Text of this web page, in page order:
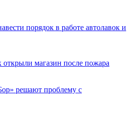
порядок в работе автолавок и
магазин после пожара
решают проблему с